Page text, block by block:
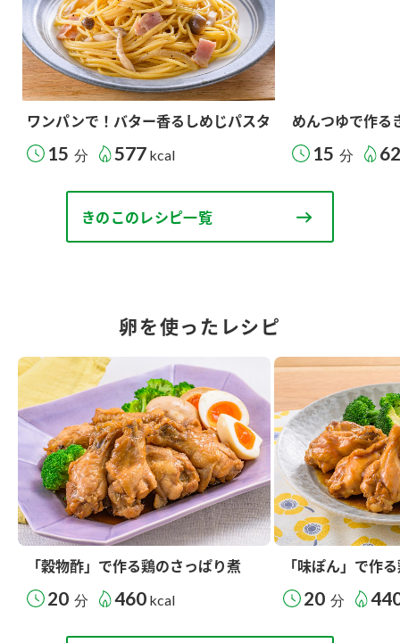
ワンパンで！バター香るしめじパスタ
15 分 577 kcal
めんつゆで作る
15 分
きのこのレシピ一覧
卵を使ったレシピ
「穀物酢」で作る鶏のさっぱり煮
20 分 460 kcal
「味ぽん」で作
20 分